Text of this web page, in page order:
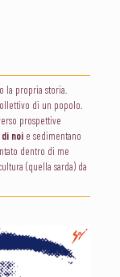
propria storia.
di un popolo.
prospettive
noie sedimentano
dentro di me
(quella sarda) da